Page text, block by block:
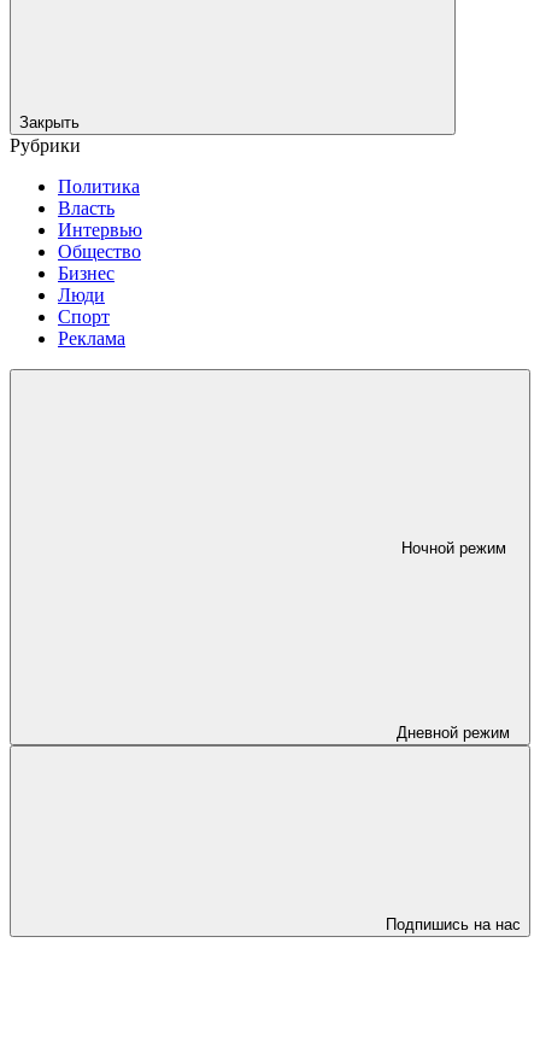
Закрыть
Рубрики
Политика
Власть
Интервью
Общество
Бизнес
Люди
Спорт
Реклама
Ночной режим
Дневной режим
Подпишись на нас